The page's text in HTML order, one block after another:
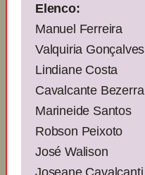
Elenco:
Manuel Ferreira
Valquiria Gonçalves
Lindiane Costa
Cavalcante Bezerra
Marineide Santos
Robson Peixoto
José Walison
Joseane Cavalcanti